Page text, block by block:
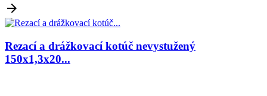

Rezací a drážkovací kotúč nevystužený
150x1,3x20...